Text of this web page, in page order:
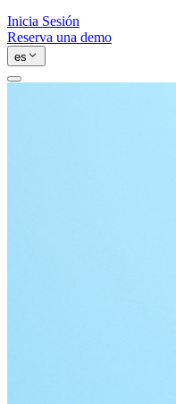
Inicia Sesión
Reserva una demo
es